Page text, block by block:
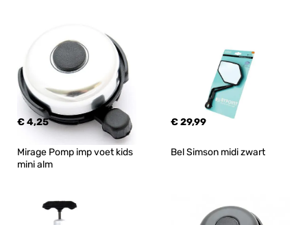
€ 4,25 € 29,99
Mirage Pomp imp voet kids
mini alm
Bel Simson midi zwart